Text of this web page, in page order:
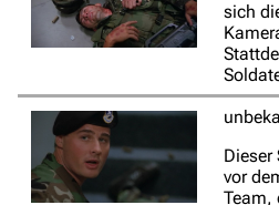
sich
Dieser
vor
Team,